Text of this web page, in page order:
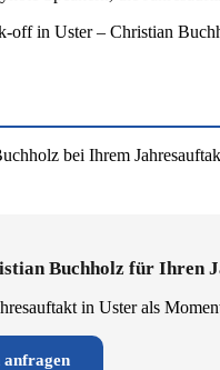
in Uster – Christian
bei Ihrem
Buchholz für Ihren
in Uster als